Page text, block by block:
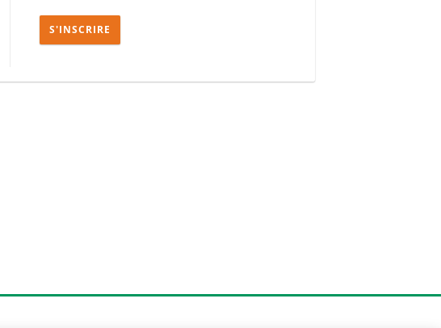
S'INSCRIRE